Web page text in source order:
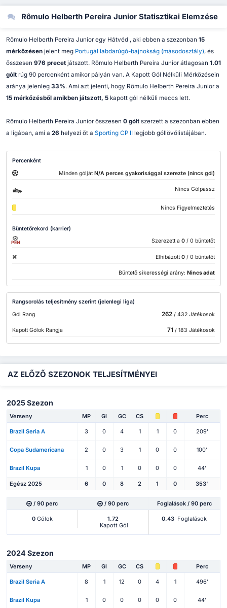
Rômulo Helberth Pereira Junior Statisztikai Elemzése
Rômulo Helberth Pereira Junior egy Hátvéd , aki ebben a szezonban 15
mérkőzésen jelent meg Portugál labdarúgó-bajnokság (másodosztály), és
összesen 976 precetjátszott. Rômulo Helberth Pereira Junior átlagosan 1.01
góltrúg 90 percenként amikor pályán van. A Kapott Gól Nélküli Mérkőzésein
aránya jelenleg 33%. Ami azt jelenti, hogy Rômulo Helberth Pereira Junior a
15 mérkőzésből amikben játszott, 5 kapott gól nélküli meccs lett.
Rômulo Helberth Pereira Junior összesen 0 góltszerzett a szezonban ebben
a ligában, ami a 26 helyezi őt a Sporting CP IIlegjobb góllövőlistájában.
Percenként
Minden góljátN/A perces gyakorisággal szerezte (nincs gól)
Nincs Gólpassz
Nincs Figyelmeztetés
Büntetőrekord (karrier)
PEN Szerezett a 0 / 0 büntetőt
Elhibázott 0 / 0 büntetőt
Büntető sikerességi arány: Nincs adat
Rangsorolás teljesítmény szerint (jelenlegi liga)
Gól Rang
262/ 432 Játékosok
Kapott Gólok Rangja 71 / 183 Játékosok
AZ ELŐZŐ SZEZONOK TELJESÍTMÉNYEI
2025 Szezon
Verseny MP Gl GC CS Perc
Brazil Seria A 3 0 4 1 1 0 209'
Copa Sudamericana 2 0 3 1 0 0 100'
Brazil Kupa 1 0 1 0 0 0 44'
Egész 2025 6 0 8 2 1 0 353'
/ 90 perc / 90 perc Foglalások / 90 perc
0Gólok
1.72
Kapott Gól
0.43 Foglalások
2024 Szezon
Verseny MP Gl GC CS Perc
Brazil Seria A 8 1 12 0 4 1 496'
Brazil Kupa 1 0 0 0 0 0 44'